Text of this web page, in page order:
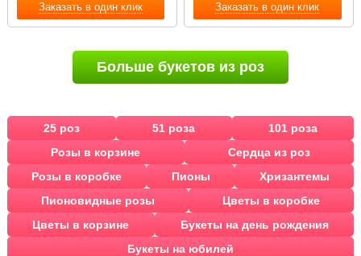
Заказать в один клик Заказать в один клик
Больше букетов из роз
25 роз 51 роза
101 роза
Розы в корзине
Сердца из роз
Розы в коробке
Пионы
Хризантемы
Пионовидные розы
Цветы в коробке
Цветы в корзине
Букеты на день рождения
Букеты на юбилей